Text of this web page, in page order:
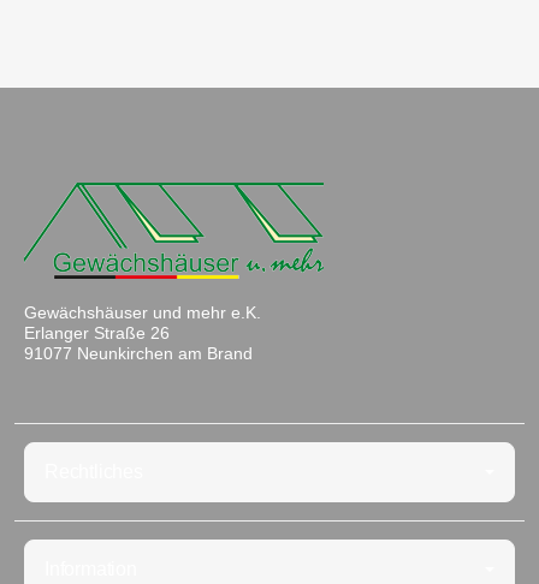
Gewächshäuser und mehr e.K.
Erlanger Straße 26
91077 Neunkirchen am Brand